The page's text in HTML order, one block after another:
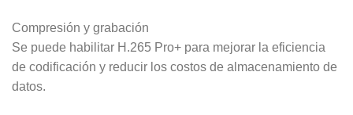
Compresión y grabación
Se puede habilitar H.265 Pro+ para mejorar la eficiencia
de codificación y reducir los costos de almacenamiento de
datos.